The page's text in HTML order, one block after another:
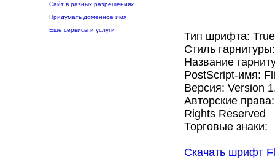
Сайт в разных разрешениях
Придумать доменное имя
Ещё сервисы и услуги
Тип шрифта:
Стиль
Название
PostScript-имя:
Версия: Version
Авторские
Rights Reserved
Торговые знаки:
Скачать шрифт